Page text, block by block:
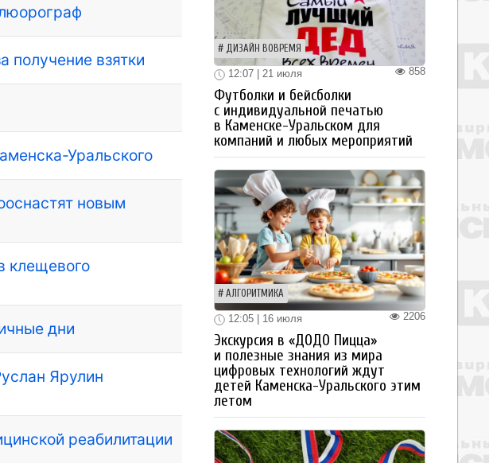
получение взятки
Уральского
новым
клещевого
дни
Ярулин
реабилитации
ДИЗАЙН ВОВРЕМЯ
858
12:07 | 21 июля
Футболки и бейсболки
с индивидуальной печатью
в Каменске-Уральском для
компаний и любых мероприятий
АЛГОРИТМИКА
2206
12:05 | 16 июля
Экскурсия в «ДОДО Пицца»
и полезные знания из мира
цифровых технологий ждут
детей Каменска-Уральского этим
летом